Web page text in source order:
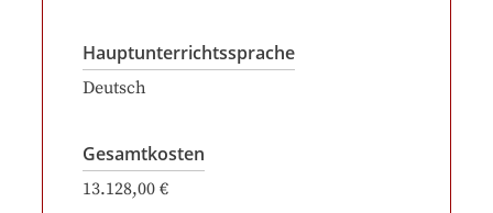
Hauptunterrichtssprache
Deutsch
Gesamtkosten
13.128,00 €